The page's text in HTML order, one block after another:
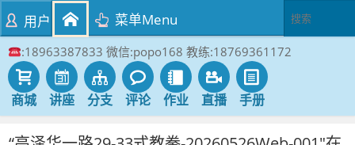
:18963387833 微信:popo168 教练:18769361172
商城 讲座 分支 评论 作业 直播 手册
用户 菜单Menu